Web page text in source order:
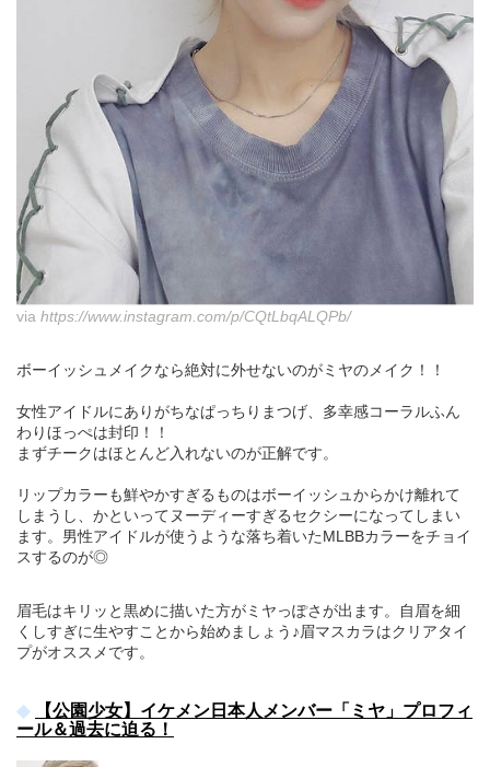
via https://www.instagram.com/p/CQtLbqALQPb/
ボーイッシュメイクなら絶対に外せないのがミヤのメイク！！
女性アイドルにありがちなぱっちりまつげ、多幸感コーラルふん
わりほっぺは封印！！
まずチークはほとんど入れないのが正解です。
リップカラーも鮮やかすぎるものはボーイッシュからかけ離れて
しまうし、かといってヌーディーすぎるセクシーになってしまい
ます。男性アイドルが使うような落ち着いたMLBBカラーをチョイ
スするのが◎
眉毛はキリッと黒めに描いた方がミヤっぽさが出ます。自眉を細
くしすぎに生やすことから始めましょう♪眉マスカラはクリアタイ
プがオススメです。
【公園少女】イケメン日本人メンバー「ミヤ」プロフィ
ール＆過去に迫る！